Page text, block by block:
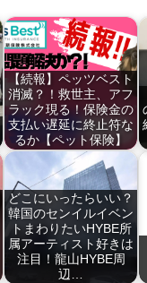
【続報】ペッツベスト
消滅？！救世主、アフ
ラック現る！保険金の
支払い遅延に終止符な
るか【ペット保険】
どこにいったらいい？
韓国のセンイルイベン
トまわりたいHYBE所
属アーティスト好きは
注目！龍山HYBE周
辺…